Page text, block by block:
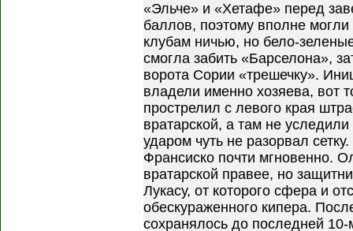
«Эльче» и «Хетафе» перед
баллов, поэтому вполне
клубам ничью, но бело-
смогла забить «Барселона»,
ворота Сории «трешечку».
владели именно хозяева, вот
прострелил с левого края
вратарской, а там не
ударом чуть не разорвал
Франсиско почти мгновенно.
вратарской правее, но
Лукасу, от которого сфера и
обескураженного кипера.
сохранялось до последней 10-